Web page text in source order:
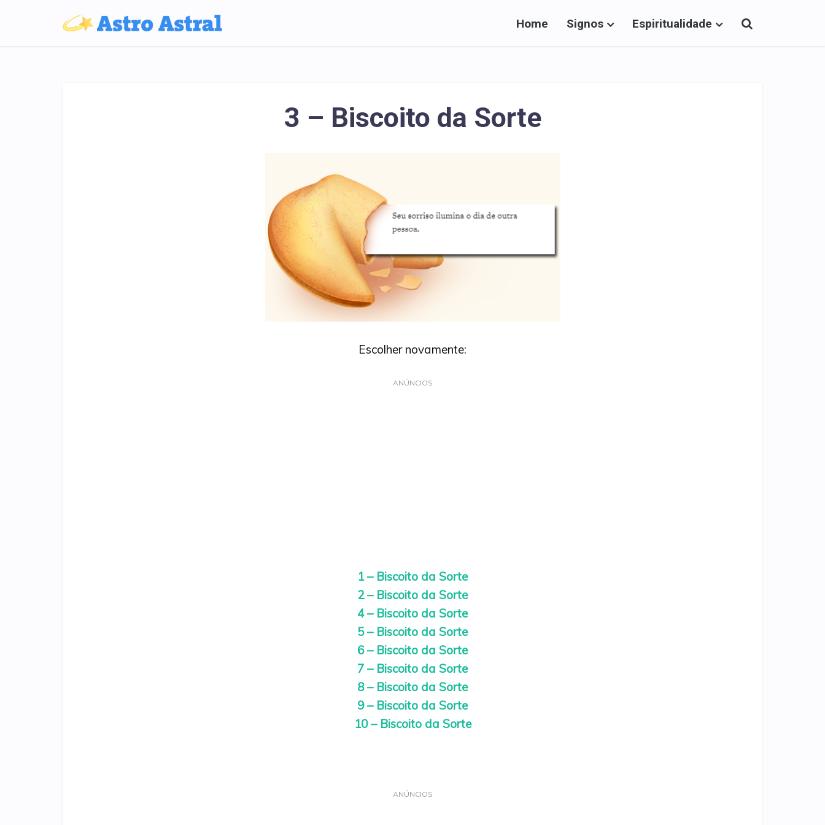
Home Signos Espiritualidade
3 – Biscoito da Sorte
Escolher novamente:
ANÚNCIOS
1 – Biscoito da Sorte
2 – Biscoito da Sorte
4 – Biscoito da Sorte
5 – Biscoito da Sorte
6 – Biscoito da Sorte
7 – Biscoito da Sorte
8 – Biscoito da Sorte
9 – Biscoito da Sorte
10 – Biscoito da Sorte
ANÚNCIOS